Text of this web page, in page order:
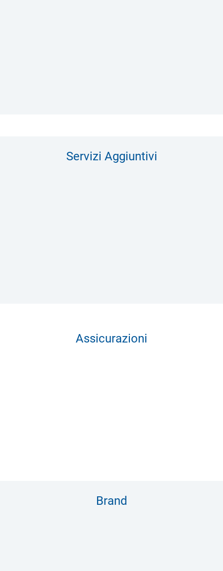
Servizi Aggiuntivi
Assicurazioni
Brand